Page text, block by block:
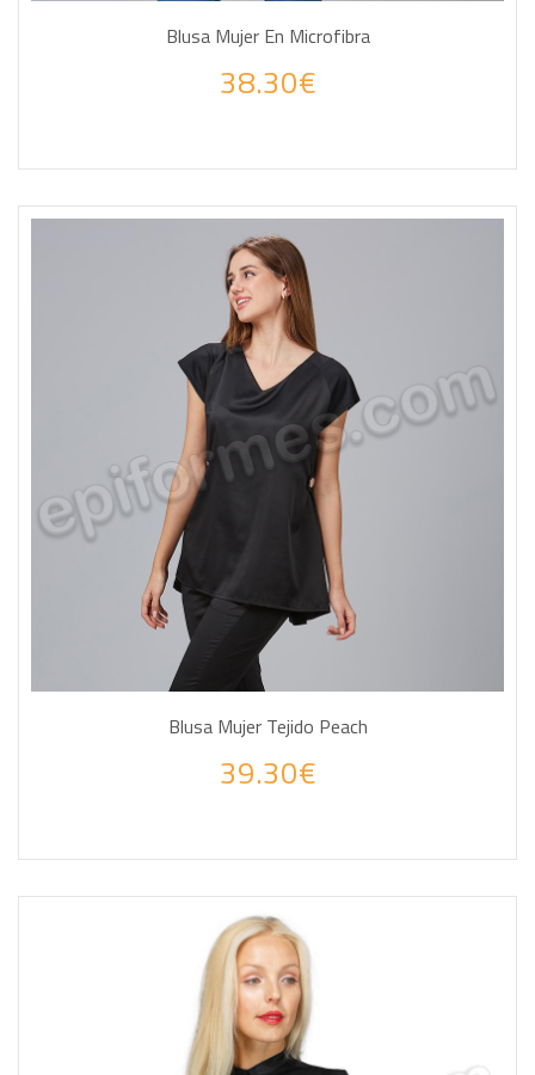
Blusa Mujer En Microfibra
38.30€
Blusa Mujer Tejido Peach
39.30€